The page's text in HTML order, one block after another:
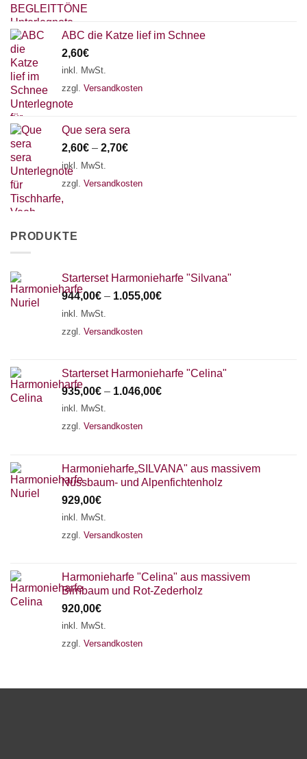
ABC die Katze lief im Schnee
2,60€
inkl. MwSt.
zzgl. Versandkosten
Que sera sera
2,60€ – 2,70€
inkl. MwSt.
zzgl. Versandkosten
PRODUKTE
Starterset Harmonieharfe "Silvana"
944,00€ – 1.055,00€
inkl. MwSt.
zzgl. Versandkosten
Starterset Harmonieharfe "Celina"
935,00€ – 1.046,00€
inkl. MwSt.
zzgl. Versandkosten
Harmonieharfe„SILVANA" aus massivem
Nussbaum- und Alpenfichtenholz
929,00€
inkl. MwSt.
zzgl. Versandkosten
Harmonieharfe "Celina" aus massivem
Birnbaum und Rot-Zederholz
920,00€
inkl. MwSt.
zzgl. Versandkosten